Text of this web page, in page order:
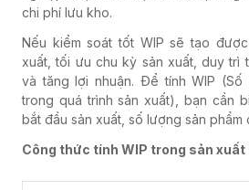
chi phí lưu kho.
Nếu kiểm soát tốt WIP sẽ tạo
xuất, tối ưu chu kỳ sản xuất, duy trì
và tăng lợi nhuận. Để tính WIP (Số
trong quá trình sản xuất), bạn cần
bắt đầu sản xuất, số lượng sản phẩm
Công thức tính WIP trong sản xuất